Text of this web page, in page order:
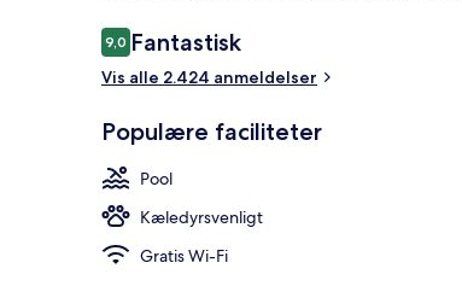
Anmeldelser
9,09,0 ud af 10.
Fantastisk
Vis alle 2.424 anmeldelser
Populære faciliteter
Pool
Kæledyrsvenligt
Gratis Wi-Fi